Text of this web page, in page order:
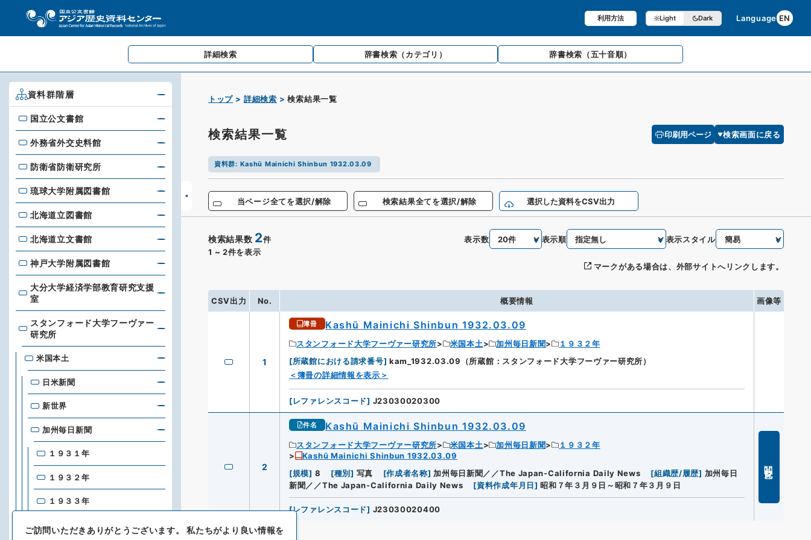
利用方法 Light Dark Language EN
詳細検索 辞書検索 （カテゴリ） 辞書検索 （五十音順）
トップ 詳細検索 検索結果一覧
検索結果一覧 印刷用ページ 検索画面に戻る
資料群: Kashū Mainichi Shinbun 1932.03.09
当ページ全てを選択/解除 検索結果全てを選択/解除 選択した資料をCSV出力
検索結果数 2件
1 ~ 2件を表示
表示数 表示順 表示スタイル
マークがある場合は、外部サイトへリンクします。
CSV出力 No. 概要情報 画像等
1
簿冊 Kashū Mainichi Shinbun 1932.03.09
スタンフォード大学フーヴァー研究所 米国本土 加州毎日新聞
１９３２年
[所蔵館における請求番号] kam_1932.03.09（所蔵館：スタンフォード大学フーヴァー研究所）
＜簿冊の詳細情報を表示＞
[レファレンスコード] J23030020300
2
件名 Kashū Mainichi Shinbun 1932.03.09
スタンフォード大学フーヴァー研究所 米国本土 加州毎日新聞
１９３２年
Kashū Mainichi Shinbun 1932.03.09
[規模] 8 [種別] 写真 [作成者名称] 加州毎日新聞／／The Japan-California Daily News [組織歴/履歴] 加州毎日
新聞／／The Japan-California Daily News
[資料作成年月日] 昭和７年３月９日～昭和７年３月９日
[レファレンスコード] J23030020400
資料群階層
国立公文書館
国立公文書館
外務省外交史料館
外務省外交史料館
防衛省防衛研究所
防衛省防衛研究所
琉球大学附属図書館
琉球大学附属図書館
北海道立図書館
北海道立図書館
北海道立文書館
北海道立文書館
神戸大学附属図書館
神戸大学附属図書館
大分大学経済学部教育研究支援室
大分大学経済学部教育研究支援
室
スタンフォード大学フーヴァー研究所
スタンフォード大学フーヴァー
研究所
米国本土
日米新聞
新世界
加州毎日新聞
１９３１年
１９３２年
１９３３年
１９３４年
ご訪問いただきありがとうございます。私たちがより良い情報を